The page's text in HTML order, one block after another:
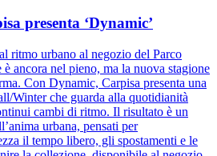
presenta ‘Dynamic’
ritmo urbano al negozio del Parco
ancora nel pieno, ma la nuova stagione
Con Dynamic, Carpisa presenta una
Winter che guarda alla quotidianità
cambi di ritmo. Il risultato è un
urbana, pensati per
il tempo libero, gli spostamenti e le